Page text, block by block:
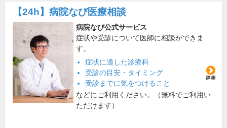
【24h】 病院なび医療相談
病院なび公式サービス
症状や受診について医師に相談ができま
す。
症状に適した診療科
受診の目安・タイミング
受診までに気をつけること
などにご利用ください。（無料でご利用い
ただけます）